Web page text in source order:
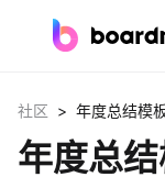
社区资源
社区 > 年度总结模
年度总